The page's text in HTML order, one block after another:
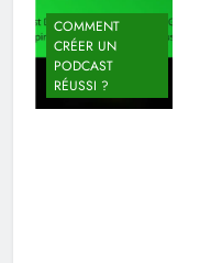
COMMENT
CRÉER UN
PODCAST
RÉUSSI ?